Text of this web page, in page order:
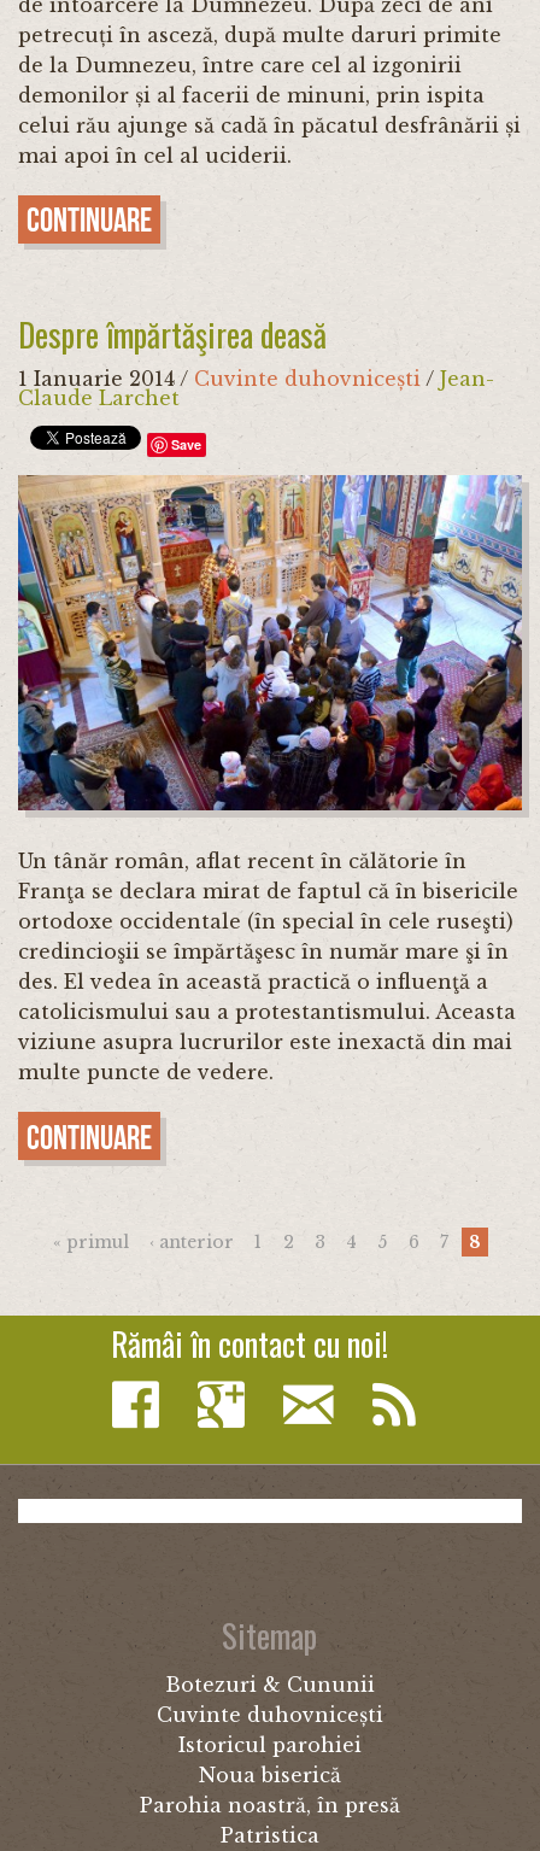
petrecuți în asceză, după multe daruri primite
de la Dumnezeu, între care cel al izgonirii
demonilor și al facerii de minuni, prin ispita
celui rău ajunge să cadă în păcatul desfrânării și
mai apoi în cel al uciderii.
Continuare
Despre împărtăşirea deasă
1 Ianuarie 2014 / Cuvinte duhovnicești / Jean-
Claude Larchet
Save
Un tânăr român, aflat recent în călătorie în
Franţa se declara mirat de faptul că în bisericile
ortodoxe occidentale (în special în cele ruseşti)
credincioşii se împărtăşesc în număr mare şi în
des. El vedea în această practică o influenţă a
catolicismului sau a protestantismului. Aceasta
viziune asupra lucrurilor este inexactă din mai
multe puncte de vedere.
Continuare
Pagini
« primul ‹ anterior 1 2 3 4 5 6 7 8
Rămâi în contact cu noi!
Sitemap
Botezuri & Cununii
Cuvinte duhovnicești
Istoricul parohiei
Noua biserică
Parohia noastră, în presă
Patristica